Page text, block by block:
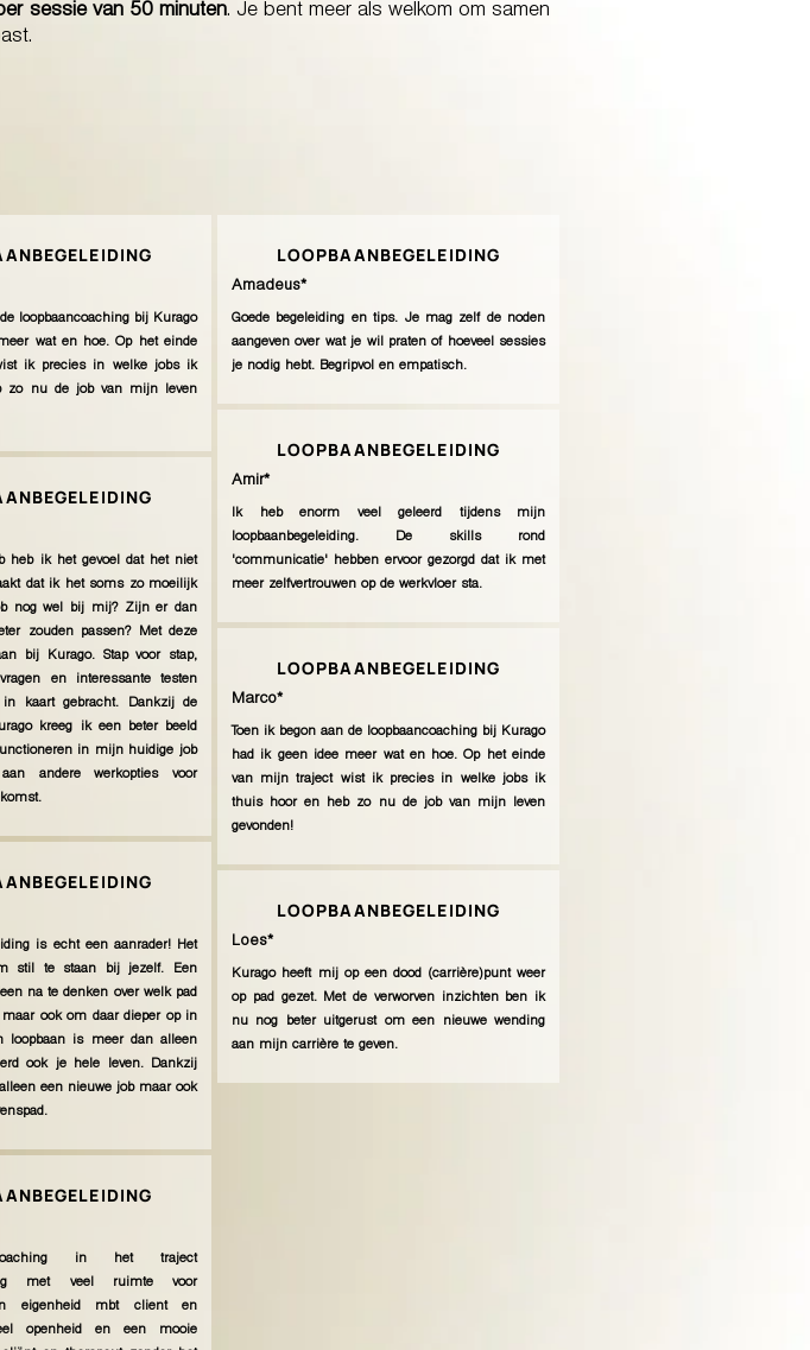
sessie van 50 minuten. Je bent meer als welkom om samen
loopbaancoaching bij Kurago
wat en hoe. Op het einde
ik precies in welke jobs ik
zo nu de job van mijn leven
heb ik het gevoel dat het niet
dat ik het soms zo moeilijk
nog wel bij mij? Zijn er dan
zouden passen? Met deze
bij Kurago. Stap voor stap,
en interessante testen
kaart gebracht. Dankzij de
kreeg ik een beter beeld
in mijn huidige job
andere werkopties voor
is echt een aanrader! Het
stil te staan bij jezelf. Een
na te denken over welk pad
ook om daar dieper op in
loopbaan is meer dan alleen
ook je hele leven. Dankzij
een nieuwe job maar ook
in het traject
met veel ruimte voor
eigenheid mbt client en
openheid en een mooie
LOOPBAANBEGELEIDING
Amadeus*
Goede begeleiding en tips. Je mag zelf de noden
aangeven over wat je wil praten of hoeveel sessies
je nodig hebt. Begripvol en empatisch.
LOOPBAANBEGELEIDING
Amir*
Ik heb enorm veel geleerd tijdens mijn
loopbaanbegeleiding. De skills rond
'communicatie' hebben ervoor gezorgd dat ik met
meer zelfvertrouwen op de werkvloer sta.
LOOPBAANBEGELEIDING
Marco*
Toen ik begon aan de loopbaancoaching bij Kurago
had ik geen idee meer wat en hoe. Op het einde
van mijn traject wist ik precies in welke jobs ik
thuis hoor en heb zo nu de job van mijn leven
gevonden!
LOOPBAANBEGELEIDING
Loes*
Kurago heeft mij op een dood (carrière)punt weer
op pad gezet. Met de verworven inzichten ben ik
nu nog beter uitgerust om een nieuwe wending
aan mijn carrière te geven.